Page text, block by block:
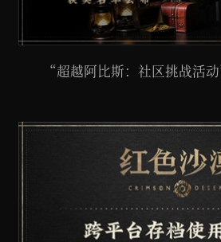
“超越阿比斯：社区挑战活